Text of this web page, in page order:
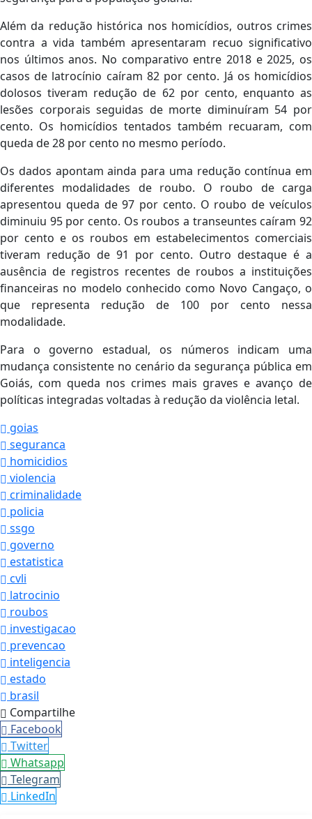
Além da redução histórica nos homicídios, outros crimes
contra a vida também apresentaram recuo significativo
nos últimos anos. No comparativo entre 2018 e 2025, os
casos de latrocínio caíram 82 por cento. Já os homicídios
dolosos tiveram redução de 62 por cento, enquanto as
lesões corporais seguidas de morte diminuíram 54 por
cento. Os homicídios tentados também recuaram, com
queda de 28 por cento no mesmo período.
Os dados apontam ainda para uma redução contínua em
diferentes modalidades de roubo. O roubo de carga
apresentou queda de 97 por cento. O roubo de veículos
diminuiu 95 por cento. Os roubos a transeuntes caíram 92
por cento e os roubos em estabelecimentos comerciais
tiveram redução de 91 por cento. Outro destaque é a
ausência de registros recentes de roubos a instituições
financeiras no modelo conhecido como Novo Cangaço, o
que representa redução de 100 por cento nessa
modalidade.
Para o governo estadual, os números indicam uma
mudança consistente no cenário da segurança pública em
Goiás, com queda nos crimes mais graves e avanço de
políticas integradas voltadas à redução da violência letal.
goias
seguranca
homicidios
violencia
criminalidade
policia
ssgo
governo
estatistica
cvli
latrocinio
roubos
investigacao
prevencao
inteligencia
estado
brasil
Compartilhe
Facebook
Twitter
Whatsapp
Telegram
LinkedIn